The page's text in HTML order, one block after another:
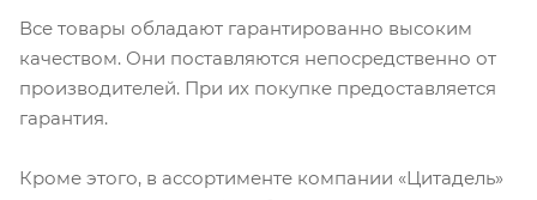
Все товары обладают гарантированно высоким
качеством. Они поставляются непосредственно от
производителей. При их покупке предоставляется
гарантия.
Кроме этого, в ассортименте компании «Цитадель»